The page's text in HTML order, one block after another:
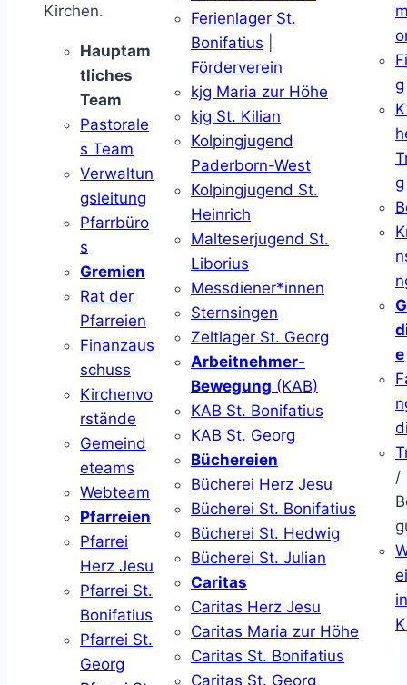
Kirchen.
Hauptam
tliches
Team
Pastorale
s Team
Verwaltun
gsleitung
Pfarrbüro
s
Gremien
Rat der
Pfarreien
Finanzaus
schuss
Kirchenvo
rstände
Gemeind
eteams
Webteam
Pfarreien
Pfarrei
Herz Jesu
Pfarrei St.
Bonifatius
Pfarrei St.
Georg
Ferienlager St.
Bonifatius
Förderverein
kjg Maria zur Höhe
kjg St. Kilian
Kolpingjugend
Paderborn-West
Kolpingjugend St.
Heinrich
Malteserjugend St.
Liborius
Messdiener*innen
Sternsingen
Zeltlager St. Georg
Arbeitnehmer-
Bewegung (KAB)
KAB St. Bonifatius
KAB St. Georg
Büchereien
Bücherei Herz Jesu
Bücherei St. Bonifatius
Bücherei St. Hedwig
Bücherei St. Julian
Caritas
Caritas Herz Jesu
Caritas Maria zur Höhe
Caritas St. Bonifatius
Caritas St. Georg
g
g
e
/